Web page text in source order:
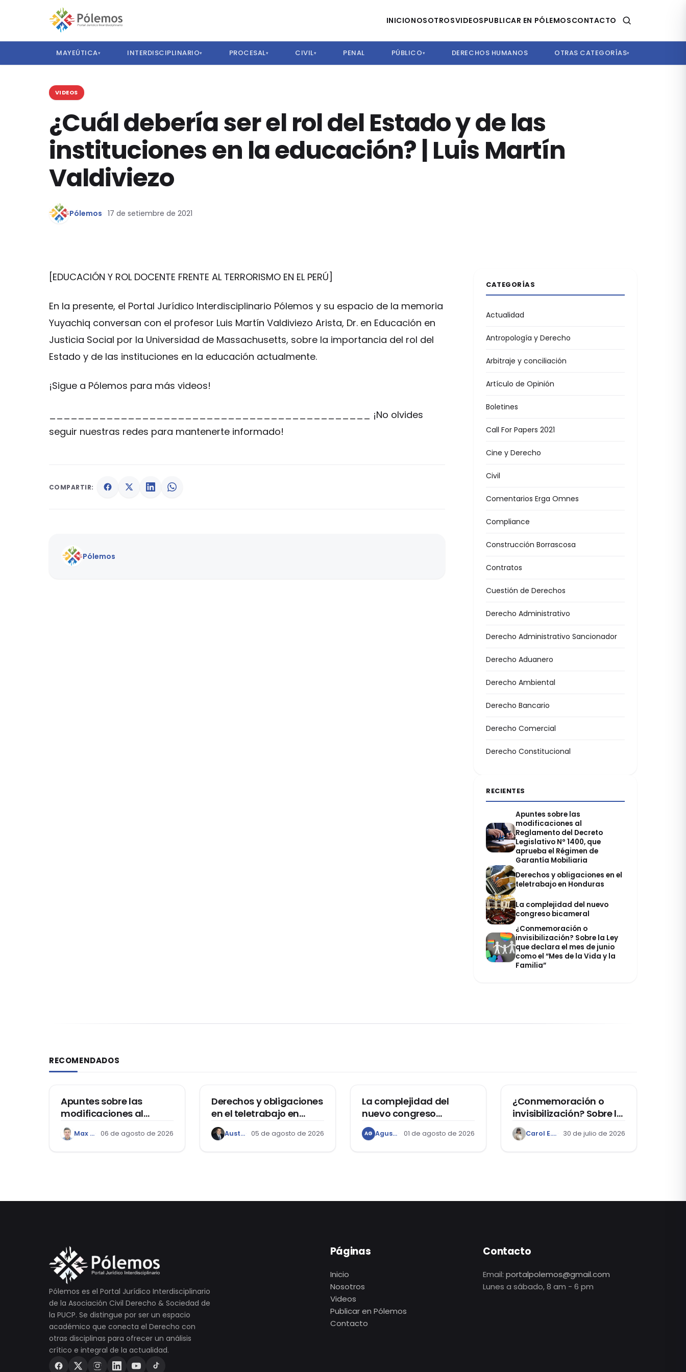
INICIONOSOTROSVIDEOSPUBLICAR EN PÓLEMOSCONTACTO
MAYEÚTICA▾ INTERDISCIPLINARIO▾ PROCESAL▾ CIVIL▾ PENAL PÚBLICO▾ DERECHOS HUMANOS OTRAS CATEGORÍAS▾
VIDEOS
¿Cuál debería ser el rol del Estado y de las
instituciones en la educación? | Luis Martín
Valdiviezo
Pólemos 17 de setiembre de 2021
[EDUCACIÓN Y ROL DOCENTE FRENTE AL TERRORISMO EN EL PERÚ]
En la presente, el Portal Jurídico Interdisciplinario Pólemos y su espacio de la memoria
Yuyachiq conversan con el profesor Luis Martín Valdiviezo Arista, Dr. en Educación en
Justicia Social por la Universidad de Massachusetts, sobre la importancia del rol del
Estado y de las instituciones en la educación actualmente.
¡Sigue a Pólemos para más videos!
_____________________________________________ ¡No olvides
seguir nuestras redes para mantenerte informado!
COMPARTIR:
Pólemos
CATEGORÍAS
Actualidad
Antropología y Derecho
Arbitraje y conciliación
Artículo de Opinión
Boletines
Call For Papers 2021
Cine y Derecho
Civil
Comentarios Erga Omnes
Compliance
Construcción Borrascosa
Contratos
Cuestión de Derechos
Derecho Administrativo
Derecho Administrativo Sancionador
Derecho Aduanero
Derecho Ambiental
Derecho Bancario
Derecho Comercial
Derecho Constitucional
RECIENTES
Apuntes sobre las
modificaciones al
Reglamento del Decreto
Legislativo Nº 1400, que
aprueba el Régimen de
Garantía Mobiliaria
Derechos y obligaciones en el
teletrabajo en Honduras
La complejidad del nuevo
congreso bicameral
¿Conmemoración o
invisibilización? Sobre la Ley
que declara el mes de junio
como el “Mes de la Vida y la
Familia”
RECOMENDADOS
DERECHO REGISTRAL
Apuntes sobre las
modificaciones al
Reglamento del Decreto
Legislativo Nº 1400, que
Max Adolfo Panay Cuya 06 de agosto de 2026
Derechos y obligaciones
en el teletrabajo en
Honduras
Austin Ricardo Beaumont Rivera 05 de agosto de 2026
La complejidad del
nuevo congreso
bicameral
AG Agustín Grández 01 de agosto de 2026
¿Conmemoración o
invisibilización? Sobre la
Ley que declara el mes
de junio como el “Mes
Carol E. Venegas Ruiz 30 de julio de 2026
Pólemos es el Portal Jurídico Interdisciplinario
de la Asociación Civil Derecho & Sociedad de
la PUCP. Se distingue por ser un espacio
académico que conecta el Derecho con
otras disciplinas para ofrecer un análisis
crítico e integral de la actualidad.
Páginas
Inicio
Nosotros
Videos
Publicar en Pólemos
Contacto
Contacto
Email:portalpolemos@gmail.com
Lunes a sábado, 8 am - 6 pm